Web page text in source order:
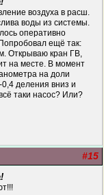
воздуха в расш.
воды из системы.
оперативно
ещё так:
Открываю кран ГВ,
на месте. В момент
на доли
деления вниз и
таки насос? Или?
#15